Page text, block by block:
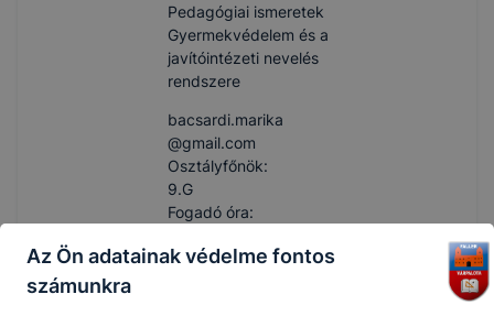
Pedagógiai ismeretek
Gyermekvédelem és a
javítóintézeti nevelés
rendszere
bacsardi.marika​
@gmail.com
Osztályfőnök:
9.G
Fogadó óra:
Az Ön adatainak védelme fontos
számunkra